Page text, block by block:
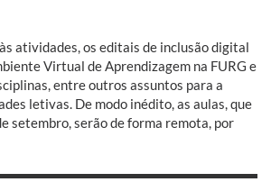
atividades, os editais de inclusão digital
Virtual de Aprendizagem na FURG e
entre outros assuntos para a
letivas. De modo inédito, as aulas, que
setembro, serão de forma remota, por